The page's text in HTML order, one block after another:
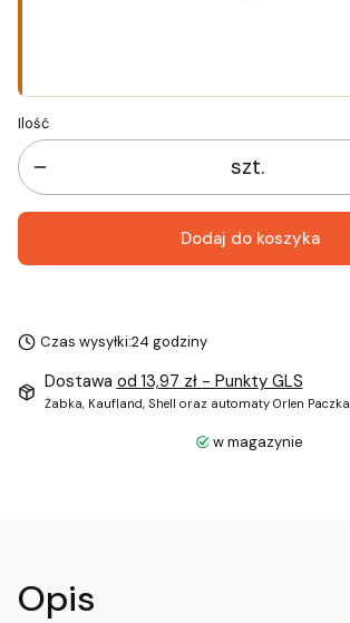
Ilość
szt.
Dodaj do koszyka
Czas wysyłki:24 godziny
Dostawa od 13,97 zł - Punkty GLS
Żabka, Kaufland, Shell oraz automaty Orlen Paczka
w magazynie
Opis